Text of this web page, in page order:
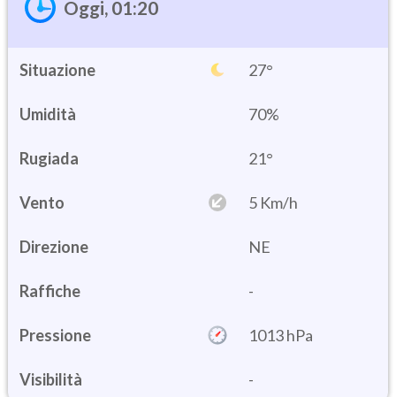
Oggi, 01:20
Situazione 27°
Umidità 70%
21°
Vento 5 Km/h
Direzione NE
Raffiche -
Pressione 1013 hPa
Visibilità -